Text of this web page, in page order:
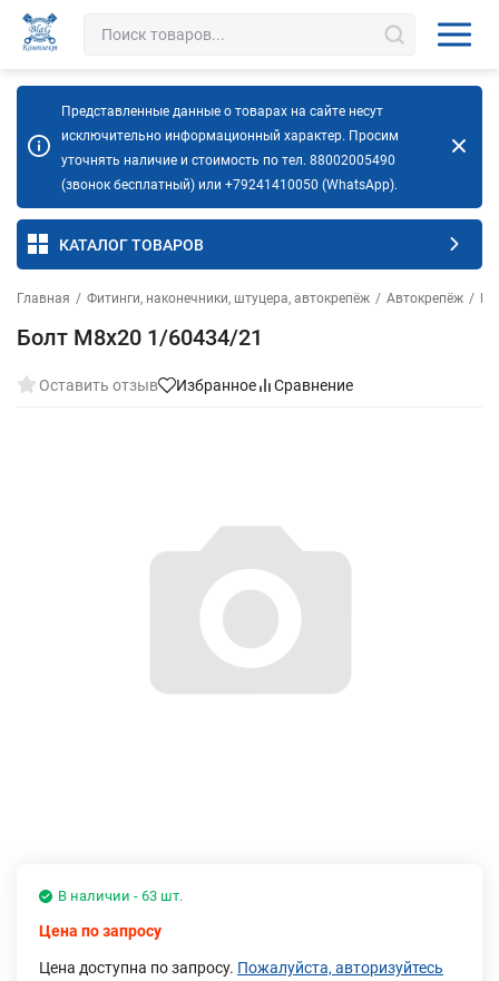
Представленные данные о товарах на сайте несут
исключительно информационный характер. Просим
уточнять наличие и стоимость по тел. 88002005490
(звонок бесплатный) или +79241410050 (WhatsApp).
КАТАЛОГ ТОВАРОВ
Главная / Фитинги, наконечники, штуцера, автокрепёж / Автокрепёж /
Болт М8х20 1/60434/21
Оставить отзыв Избранное Сравнение
В наличии - 63 шт.
Цена по запросу
Цена доступна по запросу. Пожалуйста, авторизуйтесь